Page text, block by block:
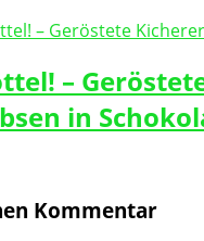
–
in
Kommentar